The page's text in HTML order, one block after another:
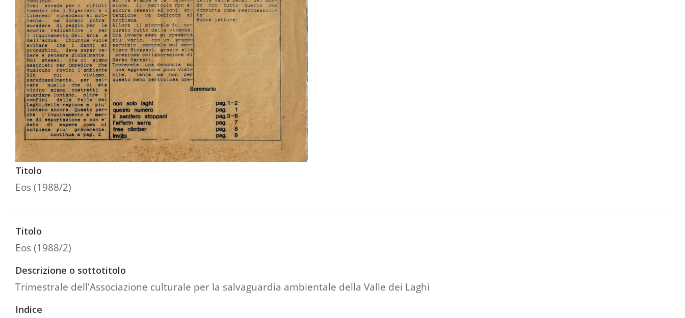
Titolo
Eos (1988/2)
Titolo
Eos (1988/2)
Descrizione o sottotitolo
Trimestrale dell'Associazione culturale per la salvaguardia ambientale della Valle dei Laghi
Indice